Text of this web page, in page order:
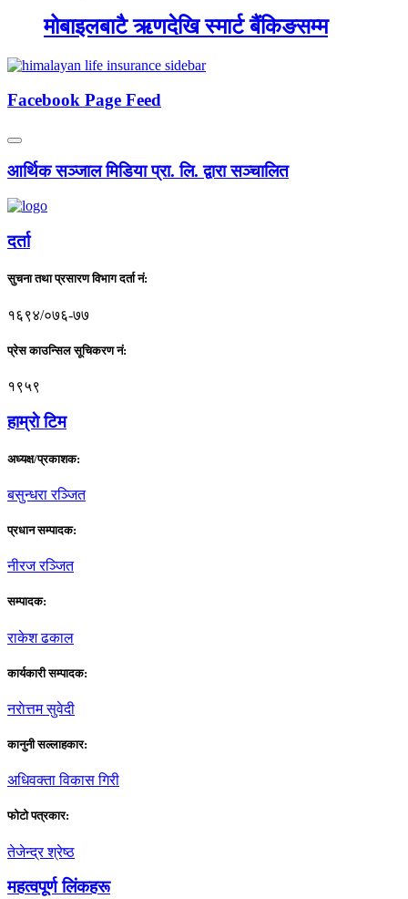
मोबाइलबाटै ऋणदेखि स्मार्ट बैंकिङसम्म
Facebook Page Feed
आर्थिक सञ्जाल मिडिया प्रा. लि. द्वारा सञ्चालित
दर्ता
सुचना तथा प्रसारण विभाग दर्ता नं:
१६९४/०७६-७७
प्रेस काउन्सिल सूचिकरण नं:
१९५९
हाम्राे टिम
अध्यक्ष/प्रकाशक:
बसुन्धरा रञ्जित
प्रधान सम्पादक:
नीरज रञ्जित
सम्पादक:
राकेश ढकाल
कार्यकारी सम्पादक:
नराेत्तम सुवेदी
कानुनी सल्लाहकार:
अधिवक्ता विकास गिरी
फाेटाे पत्रकार:
तेजेन्द्र श्रेष्ठ
महत्वपूर्ण लिंकहरू